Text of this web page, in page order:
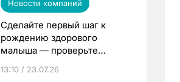
Новости компаний
Сделайте первый шаг к
рождению здорового
малыша — проверьте
по ОМС!
13:10 / 23.07.26